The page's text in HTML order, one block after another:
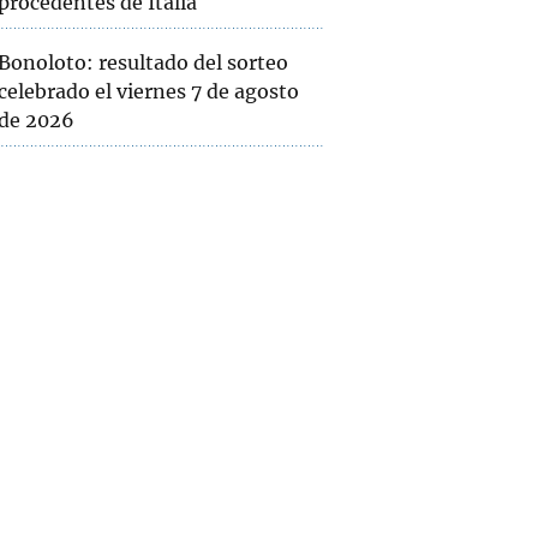
resultado del sorteo
el viernes 7 de agosto
2026